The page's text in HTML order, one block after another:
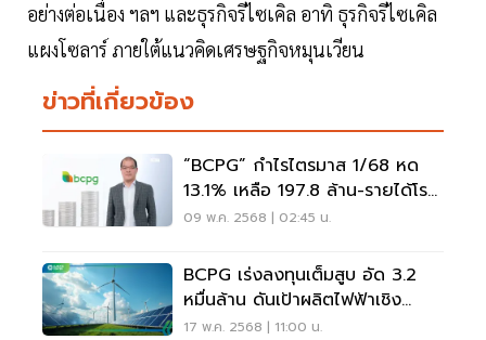
อย่างต่อเนื่อง ฯลฯ และธุรกิจรีไซเคิล อาทิ ธุรกิจรีไซเคิล
แผงโซลาร์ ภายใต้แนวคิดเศรษฐกิจหมุนเวียน
ข่าวที่เกี่ยวข้อง
“BCPG” กำไรไตรมาส 1/68 หด
13.1% เหลือ 197.8 ล้าน-รายได้โรง
ไฟฟ้าลด
09 พ.ค. 2568 | 02:45 น.
BCPG เร่งลงทุนเต็มสูบ อัด 3.2
หมื่นล้าน ดันเป้าผลิตไฟฟ้าเชิง
พาณิชย์ 3 พัน MW
17 พ.ค. 2568 | 11:00 น.